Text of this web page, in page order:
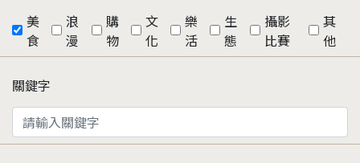
美
食
浪
漫
購
物
文
化
樂
活
生
態
攝影
比賽
其
他
關鍵字